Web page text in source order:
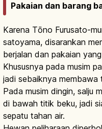
Pakaian dan barang
Karena Tōno Furusato-
satoyama, disarankan
berjalan dan pakaian
Khususnya pada musim
jadi sebaiknya membawa
Pada musim dingin, salju
di bawah titik beku, jadi
sepatu tahan air.